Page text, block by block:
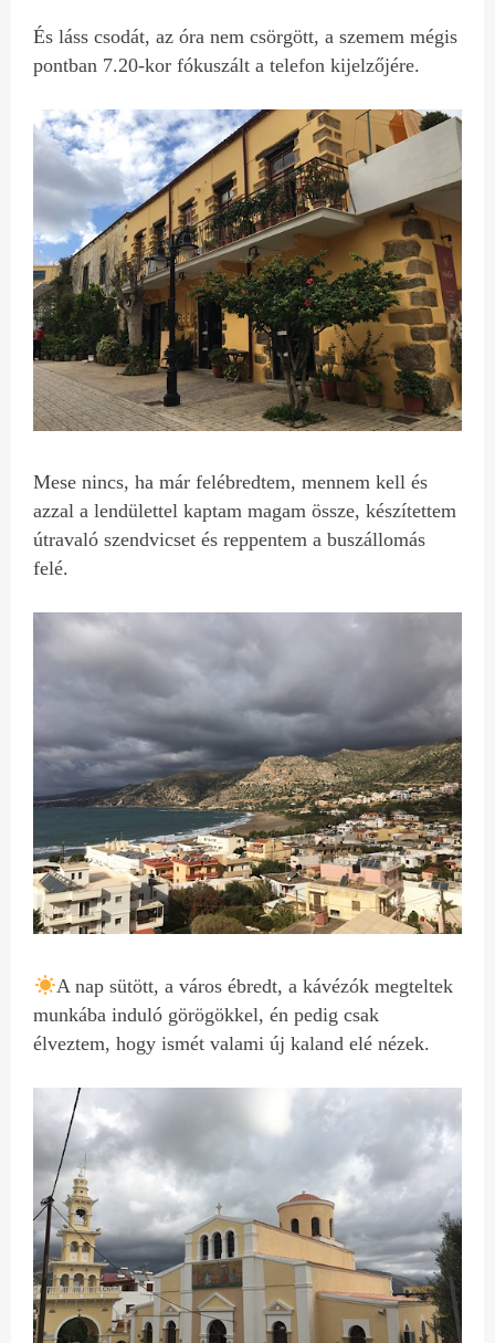
És láss csodát, az óra nem csörgött, a szemem mégis
pontban 7.20-kor fókuszált a telefon kijelzőjére.
Mese nincs, ha már felébredtem, mennem kell és
azzal a lendülettel kaptam magam össze, készítettem
útravaló szendvicset és reppentem a buszállomás
felé.
A nap sütött, a város ébredt, a kávézók megteltek
munkába induló görögökkel, én pedig csak
élveztem, hogy ismét valami új kaland elé nézek.